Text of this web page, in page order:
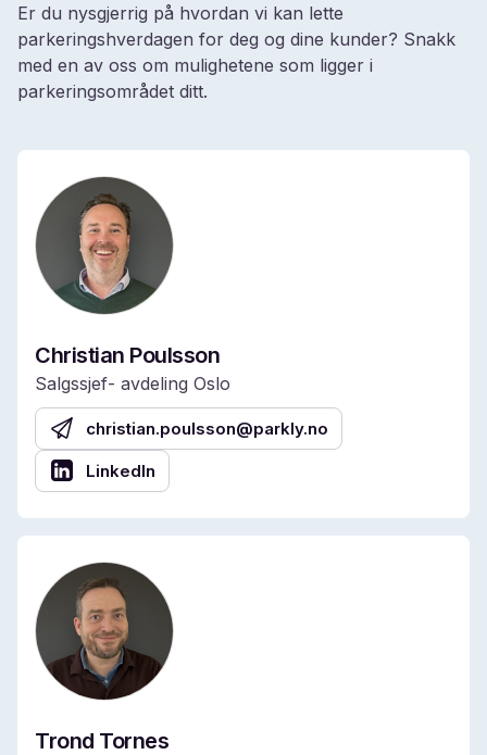
Er du nysgjerrig på hvordan vi kan lette
parkeringshverdagen for deg og dine kunder? Snakk
med en av oss om mulighetene som ligger i
parkeringsområdet ditt.
Christian Poulsson
Salgssjef- avdeling Oslo
christian.poulsson@parkly.no
LinkedIn
Trond Tornes